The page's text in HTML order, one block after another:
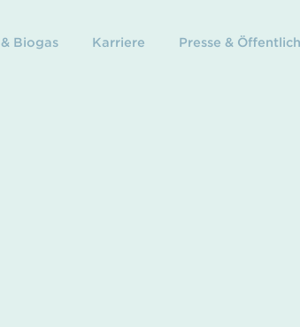
Biogas Karriere Presse &